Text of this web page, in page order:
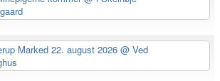
Marked 22. august 2026 @ Ved